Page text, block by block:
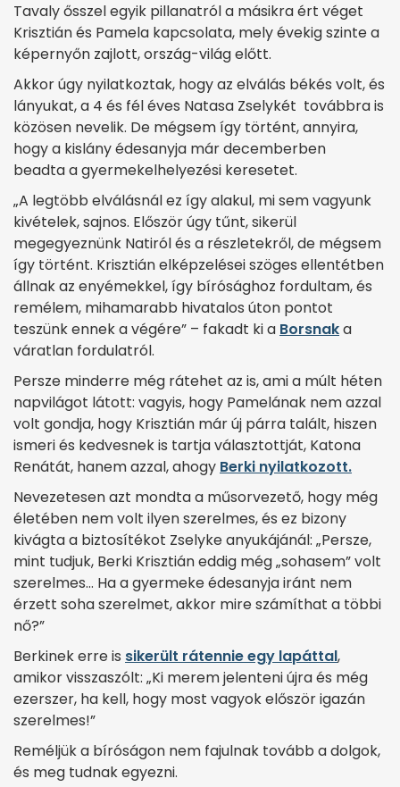
Tavaly ősszel egyik pillanatról a másikra ért véget
Krisztián és Pamela kapcsolata, mely évekig szinte a
képernyőn zajlott, ország-világ előtt.
Akkor úgy nyilatkoztak, hogy az elválás békés volt, és
lányukat, a 4 és fél éves Natasa Zselykét továbbra is
közösen nevelik. De mégsem így történt, annyira,
hogy a kislány édesanyja már decemberben
beadta a gyermekelhelyezési keresetet.
„A legtöbb elválásnál ez így alakul, mi sem vagyunk
kivételek, sajnos. Először úgy tűnt, sikerül
megegyeznünk Natiról és a részletekről, de mégsem
így történt. Krisztián elképzelései szöges ellentétben
állnak az enyémekkel, így bírósághoz fordultam, és
remélem, mihamarabb hivatalos úton pontot
teszünk ennek a végére” – fakadt ki a Borsnaka
váratlan fordulatról.
Persze minderre még rátehet az is, ami a múlt héten
napvilágot látott: vagyis, hogy Pamelának nem azzal
volt gondja, hogy Krisztián már új párra talált, hiszen
ismeri és kedvesnek is tartja választottját, Katona
Renátát, hanem azzal, ahogy Berki nyilatkozott.
Nevezetesen azt mondta a műsorvezető, hogy még
életében nem volt ilyen szerelmes, és ez bizony
kivágta a biztosítékot Zselyke anyukájánál: „Persze,
mint tudjuk, Berki Krisztián eddig még „sohasem” volt
szerelmes… Ha a gyermeke édesanyja iránt nem
érzett soha szerelmet, akkor mire számíthat a többi
nő?”
Berkinek erre is sikerült rátennie egy lapáttal,
amikor visszaszólt: „Ki merem jelenteni újra és még
ezerszer, ha kell, hogy most vagyok először igazán
szerelmes!”
Reméljük a bíróságon nem fajulnak tovább a dolgok,
és meg tudnak egyezni.